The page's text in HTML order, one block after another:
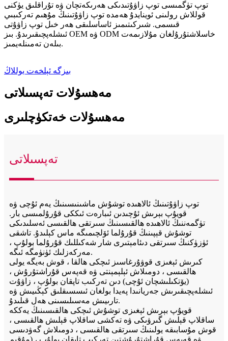
توپ تۈگمىسى توپ زاۋۇتىدىكى ھەرىكەتچان ۋە تۇراقلىق يۈكنى
قوللاش رولىنى ئوينايدۇ ھەمدە توپ زاۋۇتىنىڭ مۇھىم تەركىبىي
قىسمى. شىركىتىمىز ئاساسلىقى ھەر خىل توپ زاۋۇتى
ئىشلەپچىقىرىدۇ. بىز OEM ۋە ODM خاسلاشتۇرۇلغان مۇلازىمەت
بىلەن تەمىنلەيمىز.
بىزگە ئېلخەت يوللاڭ
مەھسۇلات تەپسىلاتى
مەھسۇلات خەتكۈچلىرى
تەپسىلاتى
توپ زاۋۇتىنىڭ ئالاھىدە توشۇش ماشىنىسىنىڭ يەم ئۇچى ۋە
قويۇپ بېرىش ئۇچىدىن ئىبارەت ئىككى قۇرۇلمىسى بار.
تۈگمەننىڭ ئالاھىدە ھالقىسىنىڭ سىرتقى ھالقىسى ئەسلىدىكى
توشۇش قېپىنىڭ قۇرۇلما ئۆلچىمىگە ماس كېلىدۇ. تاشقى
ئۈزۈكنىڭ سىرتقى دىئامېتىرى شار شەكىللىك قۇرۇلما بولۇپ ،
مەركەزلىك ئۈنۈمگە ئىگە.
كىرىش ئېغىزى قوۋۇرغاسىز ئىچكى ھالقا ، قوش بەيگە يولى
ھالقىسى ، دومىلاش ئېلېمېنتى ۋە قەپەس قۇراشتۇرۇش ،
(يۆتكىلىشچان ئۇچى) دىن تەركىب تاپقان بولۇپ ، زاۋۇت
ئىشلەپچىقىرىش جەريانىدا پەيدا بولغان ئىسسىقلىق كېڭىيىش ۋە
تارىيىش مەسىلىسىنى ھەل قىلىدۇ.
قويۇپ بېرىش ئېغىزى توشۇش ئىچكى ھالقىسىنىڭ يەككە
ساقلاپ قېلىش گىرۋىكى ۋە تەكشى ساقلاپ قېلىش ھالقىسى ،
قوش مۇسابىقە يولىنىڭ سىرتقى ھالقىسى ، دومىلاش گەۋدىسى